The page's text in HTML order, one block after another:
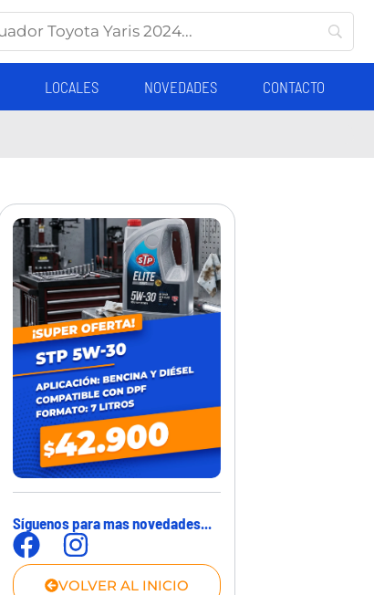
LOCALES NOVEDADES CONTACTO
Síguenos para mas novedades...
VOLVER AL INICIO